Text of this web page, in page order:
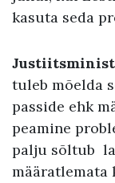
kasuta seda
tuleb mõelda
passide ehk
peamine
palju sõltub
määratlemata